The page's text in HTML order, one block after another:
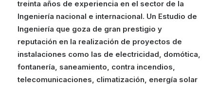
treinta años de experiencia en el sector de la
Ingeniería nacional e internacional. Un Estudio de
Ingeniería que goza de gran prestigio y
reputación en la realización de proyectos de
instalaciones como las de electricidad, domótica,
fontanería, saneamiento, contra incendios,
telecomunicaciones, climatización, energía solar